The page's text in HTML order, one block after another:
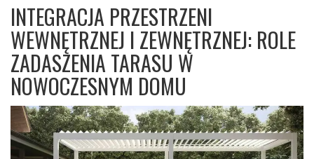
INTEGRACJA PRZESTRZENI
WEWNĘTRZNEJ I ZEWNĘTRZNEJ: ROLE
ZADASZENIA TARASU W
NOWOCZESNYM DOMU